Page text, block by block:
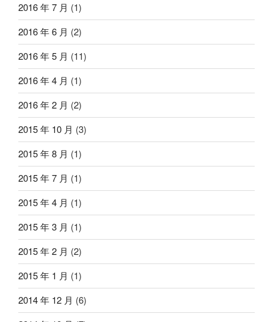
2016 年 7 月 (1)
2016 年 6 月 (2)
2016 年 5 月 (11)
2016 年 4 月 (1)
2016 年 2 月 (2)
2015 年 10 月 (3)
2015 年 8 月 (1)
2015 年 7 月 (1)
2015 年 4 月 (1)
2015 年 3 月 (1)
2015 年 2 月 (2)
2015 年 1 月 (1)
2014 年 12 月 (6)